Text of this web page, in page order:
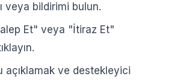
veya bildirimi bulun.
Et" veya "İtiraz Et"
açıklamak ve destekleyici